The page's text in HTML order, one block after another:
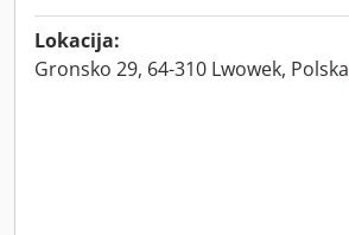
Lokacija:
Gronsko 29, 64-310 Lwowek, Polska